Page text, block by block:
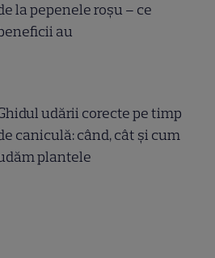
la pepenele roșu – ce
au
udării corecte pe timp
caniculă: când, cât şi cum
plantele